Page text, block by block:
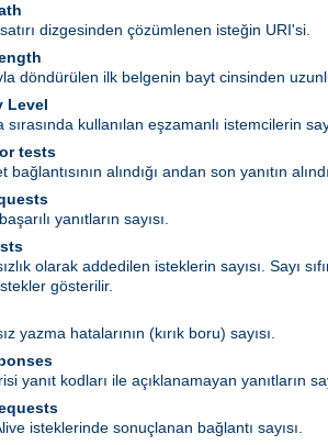
dizgesinden çözümlenen isteğin URI'si.
döndürülen ilk belgenin bayt cinsinden
Level
sırasında kullanılan eşzamanlı istemcilerin
tests
bağlantısının alındığı andan son yanıtın
yanıtların sayısı.
olarak addedilen isteklerin sayısı. Sayı
gösterilir.
yazma hatalarının (kırık boru) sayısı.
yanıt kodları ile açıklanamayan yanıtların
isteklerinde sonuçlanan bağlantı sayısı.